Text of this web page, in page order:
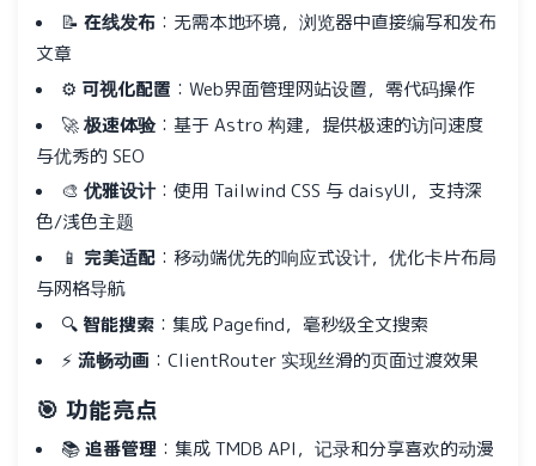
📝 在线发布 ：无需本地环境，浏览器中直接编写和发布
文章
⚙️ 可视化配置 ：Web界面管理网站设置，零代码操作
🚀极速体验：基于 Astro 构建，提供极速的访问速度
与优秀的 SEO
🎨 优雅设计：使用 Tailwind CSS 与 daisyUI，支持深
色/浅色主题
📱 完美适配 ：移动端优先的响应式设计，优化卡片布局
与网格导航
🔍 智能搜索 ：集成 Pagefind，毫秒级全文搜索
⚡ 流畅动画 ：ClientRouter 实现丝滑的页面过渡效果
🎯 功能亮点
📚追番管理 ：集成 TMDB API，记录和分享喜欢的动漫